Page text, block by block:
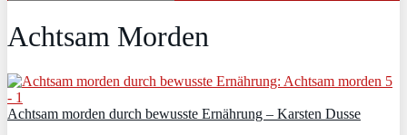
Achtsam Morden
Achtsam morden durch bewusste Ernährung – Karsten Dusse